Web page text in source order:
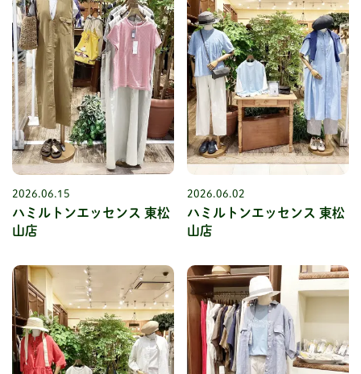
2026.06.15
ハミルトンエッセンス 東松
山店
2026.06.02
ハミルトンエッセンス 東松
山店